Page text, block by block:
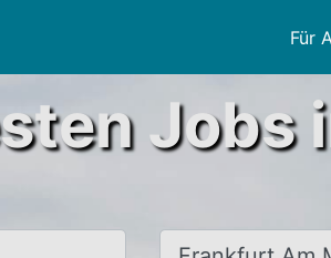
Für
Jobs
Ort, Stadt